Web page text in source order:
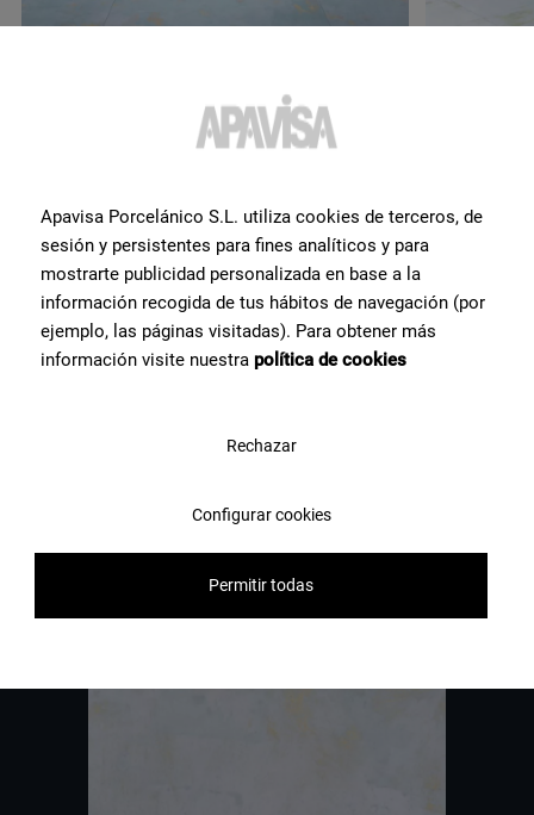
Möchten Sie weitere
Informationen oder Hilfe
einem Produkt??
Setzen Sie sich mit unserem Keramikexpertenteam von Apavisa
Porcelánico in Verbindung. Wir beraten Sie gerne und helfen Ihnen
Apavisa Porcelánico S.L. utiliza cookies de terceros, de
sesión y persistentes para fines analíticos y para
mostrarte publicidad personalizada en base a la
información recogida de tus hábitos de navegación (por
ejemplo, las páginas visitadas). Para obtener más
información visite nuestra política de cookies
Rechazar
Configurar cookies
Permitir todas